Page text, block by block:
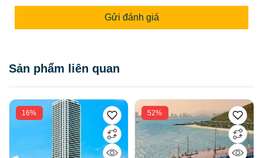
Gửi đánh giá
Sản phẩm liên quan
16% 52%